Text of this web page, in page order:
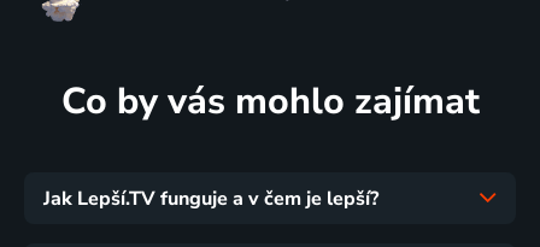
Co by vás mohlo zajímat
Jak Lepší.TV funguje a v čem je lepší?